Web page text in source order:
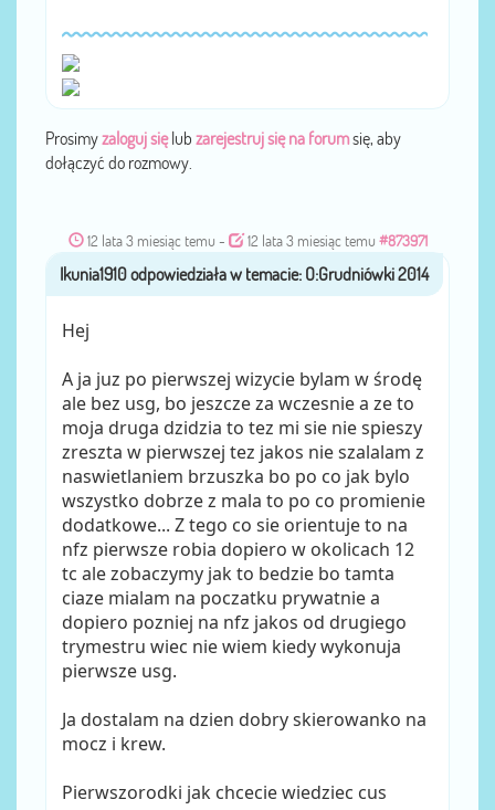
Prosimyzaloguj sięlub zarejestruj się na forumsię, aby
dołączyć do rozmowy.
12 lata 3 miesiąc temu - 12 lata 3 miesiąc temu #873971
przezIkunia1910
Hej
A ja juz po pierwszej wizycie bylam w środę
ale bez usg, bo jeszcze za wczesnie a ze to
moja druga dzidzia to tez mi sie nie spieszy
zreszta w pierwszej tez jakos nie szalalam z
naswietlaniem brzuszka bo po co jak bylo
wszystko dobrze z mala to po co promienie
dodatkowe... Z tego co sie orientuje to na
nfz pierwsze robia dopiero w okolicach 12
tc ale zobaczymy jak to bedzie bo tamta
ciaze mialam na poczatku prywatnie a
dopiero pozniej na nfz jakos od drugiego
trymestru wiec nie wiem kiedy wykonuja
pierwsze usg.
Ja dostalam na dzien dobry skierowanko na
mocz i krew.
Pierwszorodki jak chcecie wiedziec cus